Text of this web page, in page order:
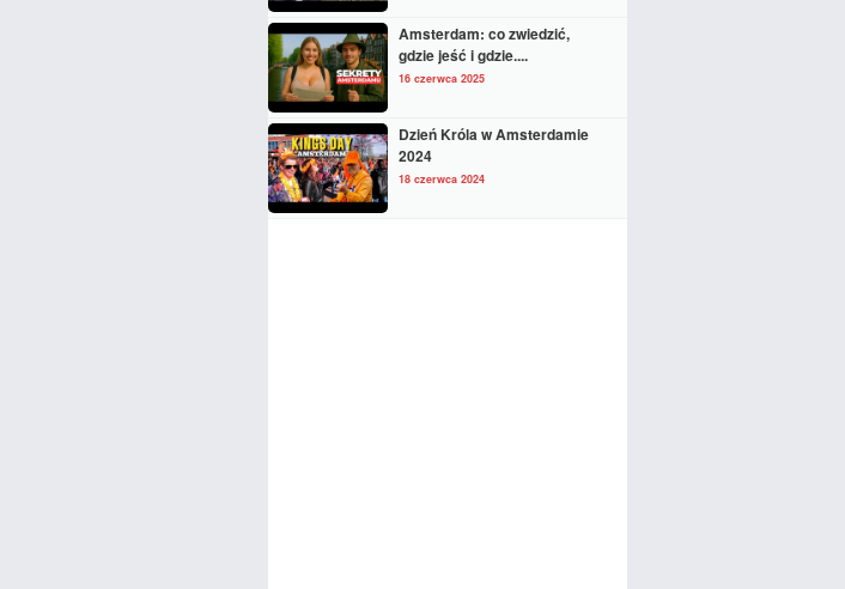
Amsterdam: co zwiedzić,
gdzie jeść i gdzie....
16 czerwca 2025
Dzień Króla w Amsterdamie
2024
18 czerwca 2024